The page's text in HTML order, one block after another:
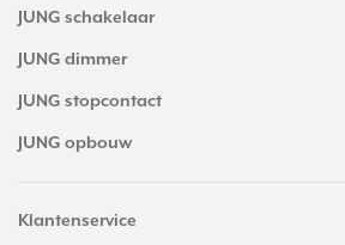
JUNG schakelaar
JUNG dimmer
JUNG stopcontact
JUNG opbouw
Klantenservice